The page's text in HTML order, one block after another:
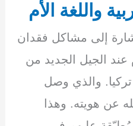
واللغة الأم
إلى مشاكل فقدان
عند الجيل الجديد من
تركيا. والذي وصل
عن هويته. وهذا